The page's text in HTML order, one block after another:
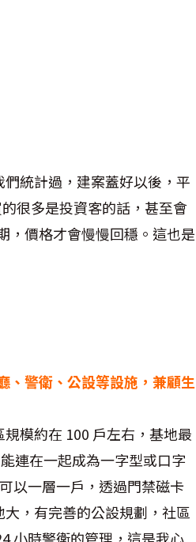
統計過，建案蓋好以後，平
很多是投資客的話，甚至會
，價格才會慢慢回穩。這也是
、警衛、公設等設施，兼顧生
模約在 100 戶左右，基地最
連在一起成為一字型或口字
以一層一戶，透過門禁磁卡
，有完善的公設規劃，社區